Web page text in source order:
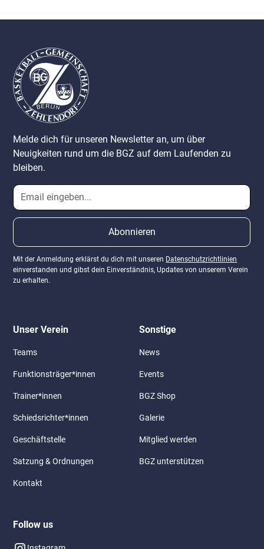
Melde dich für unseren Newsletter an, um über
Neuigkeiten rund um die BGZ auf dem Laufenden zu
bleiben.
Mit der Anmeldung erklärst du dich mit unseren Datenschutzrichtlinien
einverstanden und gibst dein Einverständnis, Updates von unserem Verein
zu erhalten.
Unser Verein
Teams
Funktionsträger*innen
Trainer*innen
Schiedsrichter*innen
Geschäftstelle
Satzung & Ordnungen
Kontakt
Sonstige
News
Events
BGZ Shop
Galerie
Mitglied werden
BGZ unterstützen
Follow us